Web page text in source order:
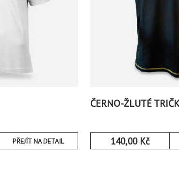
PŘEJÍT NA DETAIL
ČERNO-ŽLUTÉ
140,00 Kč